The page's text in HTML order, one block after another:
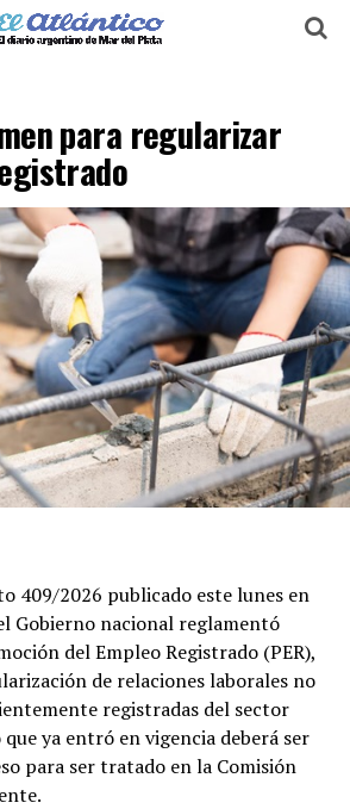
para regularizar
409/2026 publicado este lunes en
Gobierno nacional reglamentó
del Empleo Registrado (PER),
de relaciones laborales no
registradas del sector
ya entró en vigencia deberá ser
para ser tratado en la Comisión